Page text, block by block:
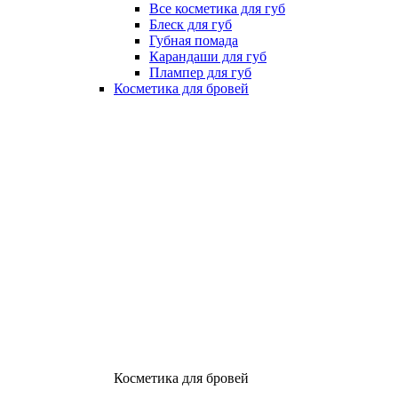
Все косметика для губ
Блеск для губ
Губная помада
Карандаши для губ
Плампер для губ
Косметика для бровей
Косметика для бровей